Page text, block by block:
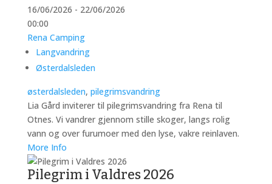
16/06/2026 - 22/06/2026
00:00
Rena Camping
Langvandring
Østerdalsleden
østerdalsleden, pilegrimsvandring
Lia Gård inviterer til pilegrimsvandring fra Rena til
Otnes. Vi vandrer gjennom stille skoger, langs rolig
vann og over furumoer med den lyse, vakre reinlaven.
More Info
Pilegrim i Valdres 2026